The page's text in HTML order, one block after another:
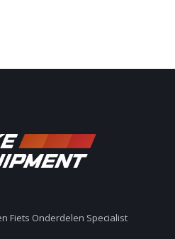
Fiets Onderdelen Specialist